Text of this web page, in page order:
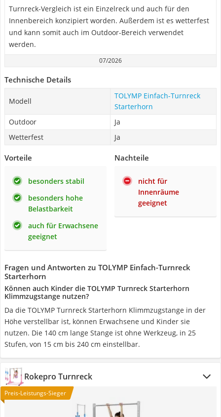
Turnreck-Vergleich ist ein Einzelreck und auch für den
Innenbereich konzipiert worden. Außerdem ist es wetterfest
und kann somit auch im Outdoor-Bereich verwendet
werden.
07/2026
Technische Details
Modell
TOLYMP Einfach-Turnreck
Starterhorn
Outdoor
Ja
Wetterfest
Ja
Vorteile
besonders stabil
besonders hohe
Belastbarkeit
auch für Erwachsene
geeignet
Nachteile
nicht für
Innenräume
geeignet
Fragen und Antworten zu TOLYMP Einfach-Turnreck
Starterhorn
Können auch Kinder die TOLYMP Turnreck Starterhorn
Klimmzugstange nutzen?
Da die TOLYMP Turnreck Starterhorn Klimmzugstange in der
Höhe verstellbar ist, können Erwachsene und Kinder sie
nutzen. Die 140 cm lange Stange ist ohne Werkzeug, in 25
Stufen, von 15 cm bis 240 cm einstellbar.
Rokepro Turnreck
Preis-Leistungs-Sieger